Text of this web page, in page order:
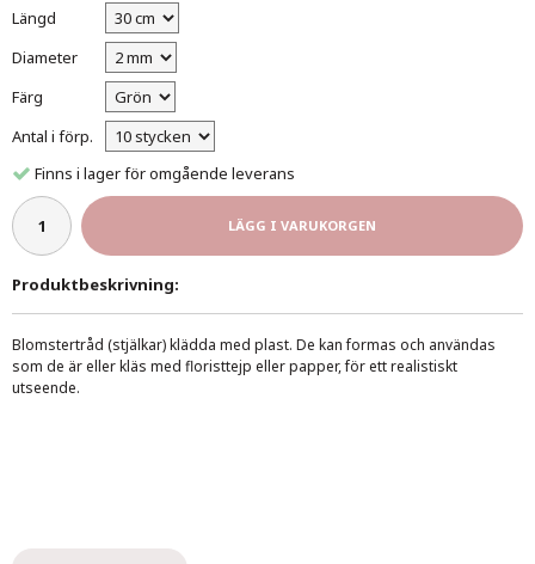
Längd
Diameter
Färg
Antal i förp.
Finns i lager för omgående leverans
LÄGG I VARUKORGEN
Produktbeskrivning:
Blomstertråd (stjälkar) klädda med plast. De kan formas och användas
som de är eller kläs med floristtejp eller papper, för ett realistiskt
utseende.